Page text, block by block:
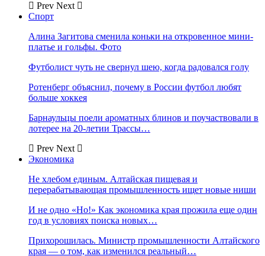
Prev Next
Спорт
Алина Загитова сменила коньки на откровенное мини-
платье и гольфы. Фото
Футболист чуть не свернул шею, когда радовался голу
Ротенберг объяснил, почему в России футбол любят
больше хоккея
Барнаульцы поели ароматных блинов и поучаствовали в
лотерее на 20-летии Трассы…
Prev Next
Экономика
Не хлебом единым. Алтайская пищевая и
перерабатывающая промышленность ищет новые ниши
И не одно «Но!» Как экономика края прожила еще один
год в условиях поиска новых…
Прихорошилась. Министр промышленности Алтайского
края — о том, как изменился реальный…